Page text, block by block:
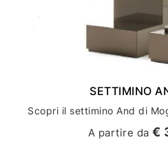
SETTIMINO
A partire da€